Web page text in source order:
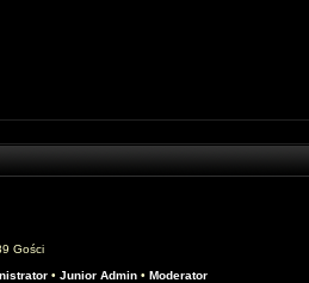
Gości
• Junior Admin • Moderator